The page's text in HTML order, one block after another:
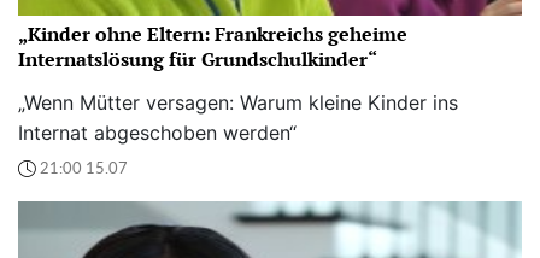
„Kinder ohne Eltern: Frankreichs geheime
Internatslösung für Grundschulkinder“
„Wenn Mütter versagen: Warum kleine Kinder ins
Internat abgeschoben werden“
21:00 15.07